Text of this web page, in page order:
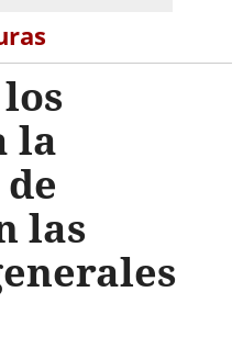
la
las